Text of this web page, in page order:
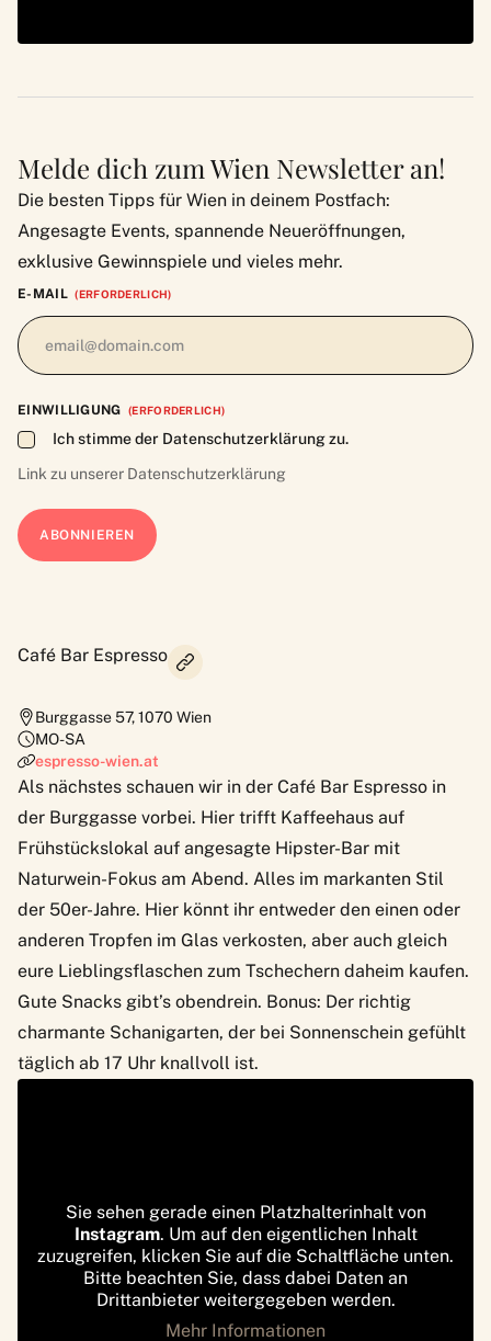
Melde dich zum Wien Newsletter an!
Die besten Tipps für Wien in deinem Postfach:
Angesagte Events, spannende Neueröffnungen,
exklusive Gewinnspiele und vieles mehr.
E-MAIL (ERFORDERLICH)
EINWILLIGUNG (ERFORDERLICH)
Ich stimme der Datenschutzerklärung zu.
Link zu unserer Datenschutzerklärung
Café Bar Espresso
Burggasse 57,1070 Wien
MO-SA
espresso-wien.at
Als nächstes schauen wir in der Café Bar Espresso in
der Burggasse vorbei. Hier trifft Kaffeehaus auf
Frühstückslokal auf angesagte Hipster-Bar mit
Naturwein-Fokus am Abend. Alles im markanten Stil
der 50er-Jahre. Hier könnt ihr entweder den einen oder
anderen Tropfen im Glas verkosten, aber auch gleich
eure Lieblingsflaschen zum Tschechern daheim kaufen.
Gute Snacks gibt’s obendrein. Bonus: Der richtig
charmante Schanigarten, der bei Sonnenschein gefühlt
täglich ab 17 Uhr knallvoll ist.
Sie sehen gerade einen Platzhalterinhalt von
Instagram. Um auf den eigentlichen Inhalt
zuzugreifen, klicken Sie auf die Schaltfläche unten.
Bitte beachten Sie, dass dabei Daten an
Drittanbieter weitergegeben werden.
Mehr Informationen